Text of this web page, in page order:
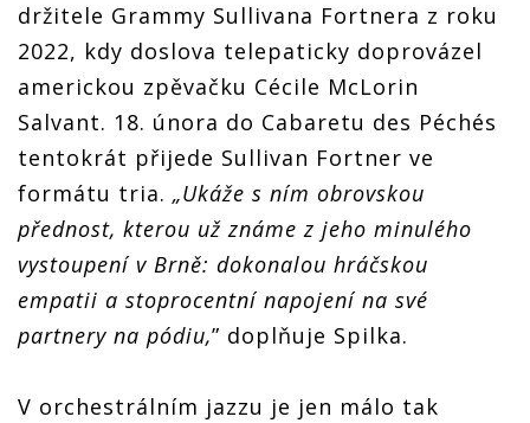
držitele Grammy Sullivana Fortnera z roku
2022, kdy doslova telepaticky doprovázel
americkou zpěvačku Cécile McLorin
Salvant. 18. února do Cabaretu des Péchés
tentokrát přijede Sullivan Fortner ve
formátu tria. „Ukáže s ním obrovskou
přednost, kterou už známe z jeho minulého
vystoupení v Brně: dokonalou hráčskou
empatii a stoprocentní napojení na své
partnery na pódiu,” doplňuje Spilka.
V orchestrálním jazzu je jen málo tak